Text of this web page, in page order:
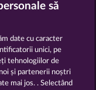
să
date cu caracter
unici, pe
tehnologiilor de
și partenerii noștri
mai jos. . Selectând